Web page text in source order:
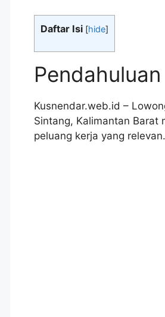
Daftar Isi [hide]
Pendahuluan
Kusnendar.web.id –
Sintang, Kalimantan
peluang kerja yang relevan.